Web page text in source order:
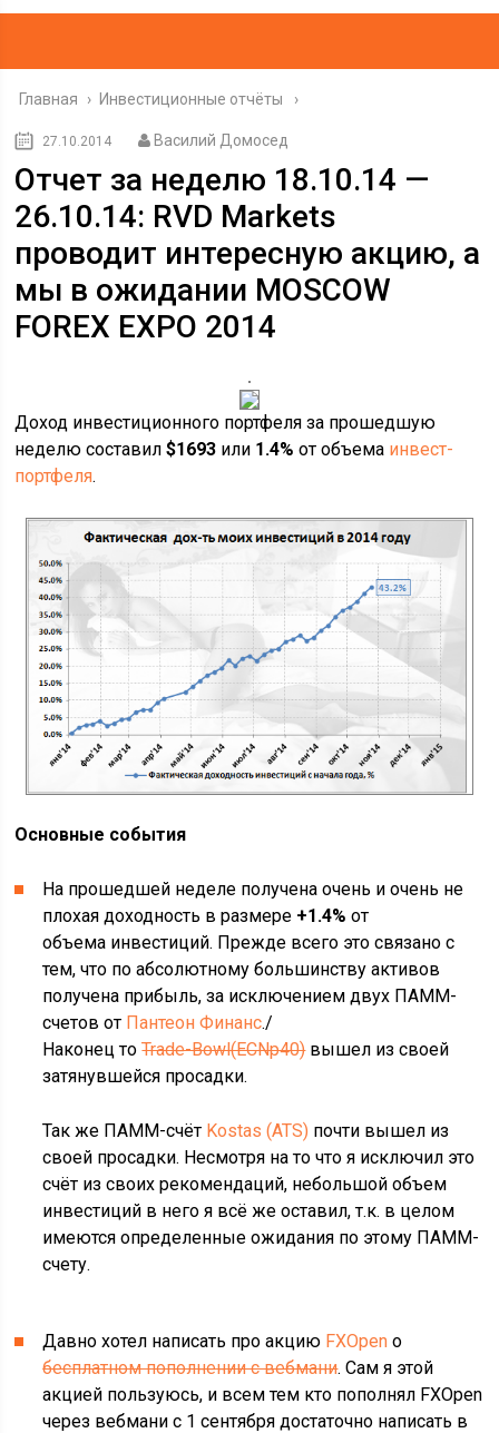
Главная › Инвестиционные отчёты
27.10.2014 Василий Домосед
Отчет за неделю 18.10.14 —
26.10.14: RVD Markets
проводит интересную акцию, а
мы в ожидании MOSCOW
FOREX EXPO 2014
Доход инвестиционного портфеля за прошедшую
неделю составил$1693 или 1.4% от объема инвест-
портфеля.
Основные события
На прошедшей неделе получена очень и очень не
плохая доходность в размере +1.4% от
объема инвестиций. Прежде всего это связано с
тем, что по абсолютному большинству активов
получена прибыль, за исключением двух ПАММ-
счетов от Пантеон Финанс./
Наконец тоTrade-Bowl(ECNp40)вышел из своей
затянувшейся просадки.
Так же ПАММ-счёт Kostas (ATS) почти вышел из
своей просадки. Несмотря на то что я исключил это
счёт из своих рекомендаций, небольшой объем
инвестиций в него я всё же оставил, т.к. в целом
имеются определенные ожидания по этому ПАММ-
счету.
Давно хотел написать про акцию FXOpen о
бесплатном пополнении с вебмани. Сам я этой
акцией пользуюсь, и всем тем кто пополнял FXOpen
через вебмани с 1 сентября достаточно написать в